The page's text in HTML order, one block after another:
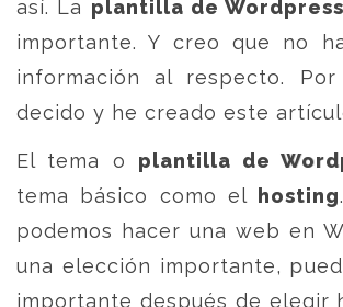
así. La plantilla de Wordpress
importante. Y creo que no
información al respecto.
decido y he creado este
El tema o plantilla de
tema básico como el
hosting
podemos hacer una web en
una elección importante,
importante después de elegir